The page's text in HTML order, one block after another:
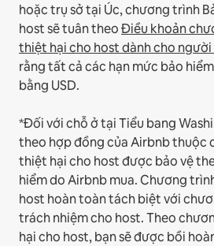
hoặc trụ sở tại Úc, chương trình
host sẽ tuân theoĐiều khoản
thiệt hại cho host dành cho người
rằng tất cả các hạn mức bảo
bằng USD.
*Đối với chỗ ở tại Tiểu bang
theo hợp đồng của Airbnb thuộc
thiệt hại cho host được bảo vệ
hiểm do Airbnb mua. Chương
host hoàn toàn tách biệt với
trách nhiệm cho host. Theo
hại cho host, bạn sẽ được bồi